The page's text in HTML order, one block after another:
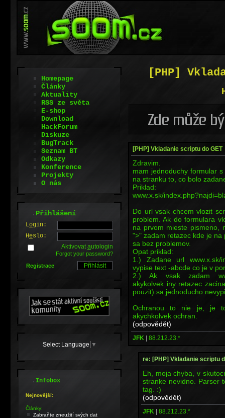
[PHP]
[PHP] Vkladanie scriptu do GET
Zdravim.
mam jednoduchy formular
na stranku to, co bolo
Priklad:
www.x.sk/
Do url vsak chcem vlozit
problem. Ak do formulara
na prvom mieste pismeno,
">" zadam retazec kde je
sa bez problemov.
Opat priklad:
1.) Zadane url www.x.sk/
vypise text -abcde co je v
2.) Ak vsak zadam
akykolvek iny retazec
pouzit) sa jednoducho
Ochranou to nie je, je
akychkolvek ochran.
(odpovědět)
JFK | 88.212.23.*
re: [PHP] Vkladanie scriptu
Eh, moja chyba, v
stranke nevidno. Parser
tag. :)
(odpovědět)
JFK | 88.212.23.*
Homepage
Články
Aktuality
RSS ze světa
E-shop
Download
HackForum
Diskuze
BugTrack
Seznam BT
Odkazy
Konference
Projekty
O nás
.Přihlášení
Login:
Heslo:
Aktivovatautologin
Forgot your password?
Registrace
Select Language ▼
.Infobox
Nejnovější:
Články:
Zabraňte zneužití svých dat